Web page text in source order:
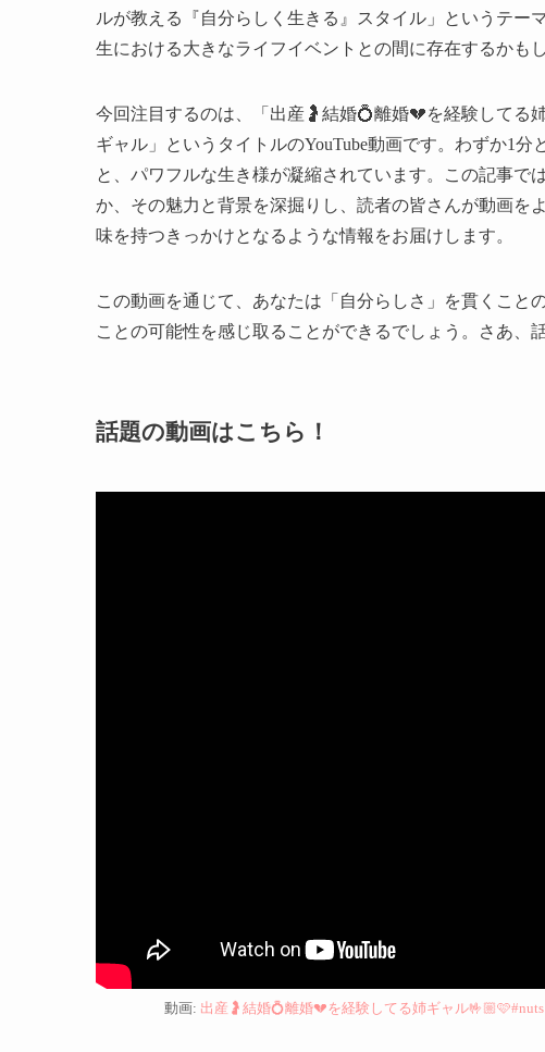
ルが教える『自分らしく生きる』スタイル」というテー
生における大きなライフイベントとの間に存在するかも
今回注目するのは、「出産🤰結婚💍離婚💔を経験してる
ギャル」というタイトルのYouTube動画です。わずか1
と、パワフルな生き様が凝縮されています。この記事
か、その魅力と背景を深掘りし、読者の皆さんが動画を
味を持つきっかけとなるような情報をお届けします。
この動画を通じて、あなたは「自分らしさ」を貫くこと
ことの可能性を感じ取ることができるでしょう。さあ、
話題の動画はこちら！
動画: 出産🤰結婚💍離婚💔を経験してる姉ギャル